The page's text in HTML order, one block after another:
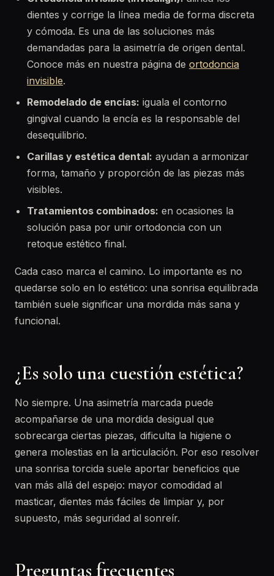
dientes y corrige la línea media de forma discreta
y cómoda. Es una de las soluciones más
demandadas para la asimetría de origen dental.
Conoce más en nuestra página de ortodoncia
invisible.
Remodelado de encías: iguala el contorno
gingival cuando la encía es la responsable del
desequilibrio.
Carillas y estética dental: ayudan a armonizar
forma, tamaño y proporción de las piezas más
visibles.
Tratamientos combinados: en ocasiones la
solución pasa por unir ortodoncia con un
retoque estético final.
Cada caso marca el camino. Lo importante es no
quedarse solo en lo estético: una sonrisa equilibrada
también suele significar una mordida más sana y
funcional.
¿Es solo una cuestión estética?
No siempre. Una asimetría marcada puede
acompañarse de una mordida desigual que
sobrecarga ciertas piezas, dificulta la higiene o
genera molestias en la articulación. Por eso resolver
una sonrisa torcida suele aportar beneficios que
van más allá del espejo: mayor comodidad al
masticar, dientes más fáciles de limpiar y, por
supuesto, más seguridad al sonreír.
Preguntas frecuentes